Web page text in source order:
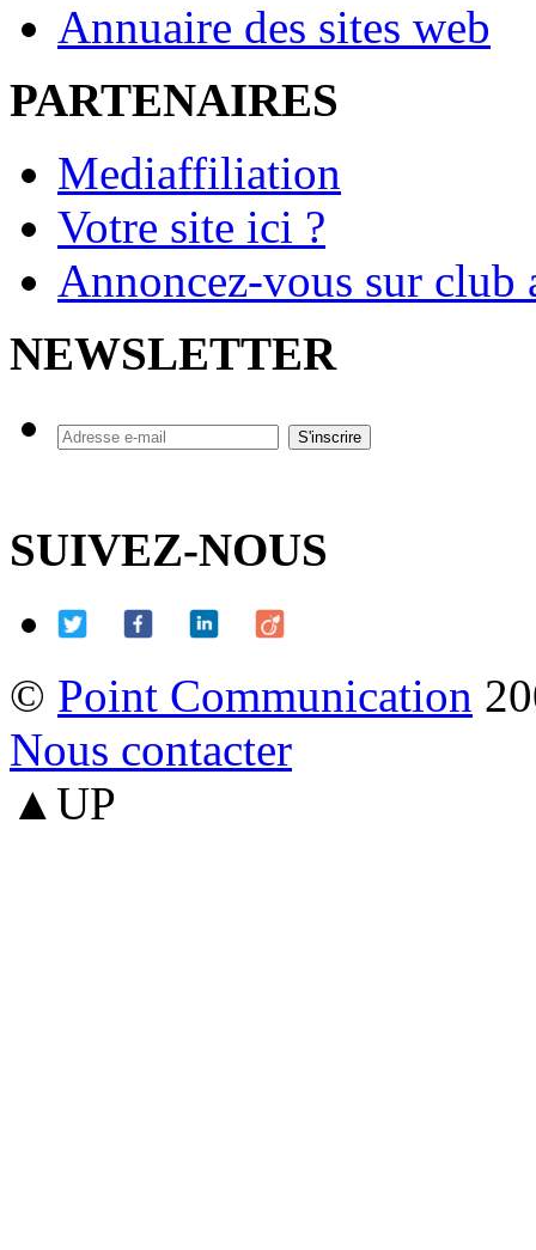
Annuaire des sites web
PARTENAIRES
Mediaffiliation
Votre site ici ?
Annoncez-vous sur
NEWSLETTER
SUIVEZ-NOUS
© Point Communication
Nous contacter
▲UP